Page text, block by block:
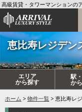
高級賃貸・タワーマンションの
恵比寿レジデン
エリア
から探す
駅
か
ホーム 物件一覧 恵比寿レ